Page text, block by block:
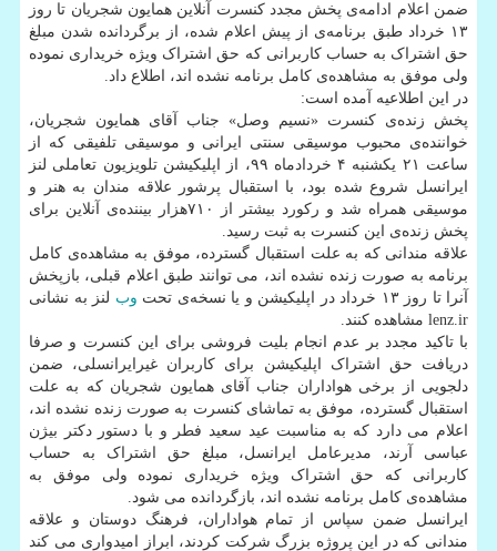
ضمن اعلام ادامه‌ی پخش مجدد کنسرت آنلاین همایون شجریان تا روز
۱۳ خرداد طبق برنامه‌ی از پیش اعلام شده، از برگردانده شدن مبلغ
حق اشتراک به حساب کاربرانی که حق اشتراک ویژه خریداری نموده
ولی موفق به مشاهده‌ی کامل برنامه نشده اند، اطلاع داد.
در این اطلاعیه آمده است:
پخش زنده‌ی کنسرت «نسیم وصل» جناب آقای همایون شجریان،
خواننده‌ی محبوب موسیقی سنتی ایرانی و موسیقی تلفیقی که از
ساعت ۲۱ یکشنبه ۴ خردادماه ۹۹، از اپلیکیشن تلویزیون تعاملی لنز
ایرانسل شروع شده بود، با استقبال پرشور علاقه مندان به هنر و
موسیقی همراه شد و رکورد بیشتر از ۷۱۰هزار بیننده‌ی آنلاین برای
پخش زنده‌ی این کنسرت به ثبت رسید.
علاقه مندانی که به علت استقبال گسترده، موفق به مشاهده‌ی کامل
برنامه به صورت زنده نشده اند، می توانند طبق اعلام قبلی، بازپخش
آنرا تا روز ۱۳ خرداد در اپلیکیشن و یا نسخه‌ی تحت
وب لنز به نشانی
lenz.ir مشاهده کنند.
با تاکید مجدد بر عدم انجام بلیت فروشی برای این کنسرت و صرفا
دریافت حق اشتراک اپلیکیشن برای کاربران غیرایرانسلی، ضمن
دلجویی از برخی هواداران جناب آقای همایون شجریان که به علت
استقبال گسترده، موفق به تماشای کنسرت به صورت زنده نشده اند،
اعلام می دارد که به مناسبت عید سعید فطر و با دستور دکتر بیژن
عباسی آرند، مدیرعامل ایرانسل، مبلغ حق اشتراک به حساب
کاربرانی که حق اشتراک ویژه خریداری نموده ولی موفق به
مشاهده‌ی کامل برنامه نشده اند، بازگردانده می شود.
ایرانسل ضمن سپاس از تمام هواداران، فرهنگ دوستان و علاقه
مندانی که در این پروژه بزرگ شرکت کردند، ابراز امیدواری می کند